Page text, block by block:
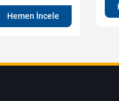
Hemen İncele